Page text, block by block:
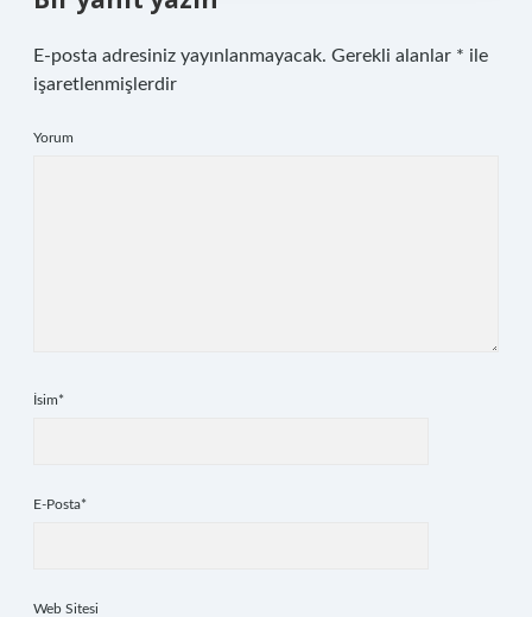
E-posta adresiniz yayınlanmayacak. Gerekli alanlar * ile
işaretlenmişlerdir
Yorum
İsim*
E-Posta*
Web Sitesi